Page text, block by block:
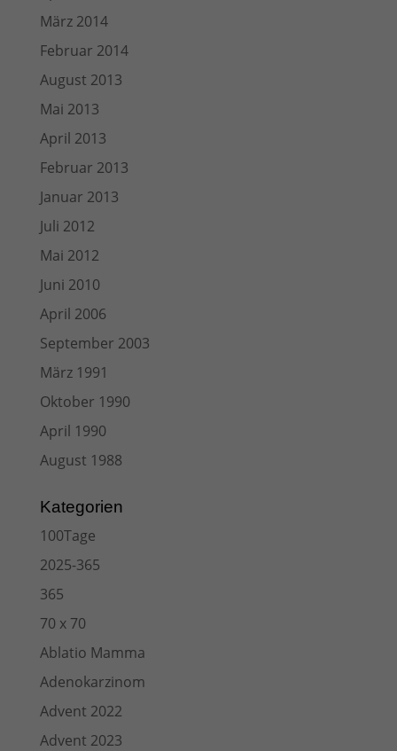
März 2014
Februar 2014
August 2013
Mai 2013
April 2013
Februar 2013
Januar 2013
Juli 2012
Mai 2012
Juni 2010
April 2006
September 2003
März 1991
Oktober 1990
April 1990
August 1988
Kategorien
100Tage
2025-365
365
70 x 70
Ablatio Mamma
Adenokarzinom
Advent 2022
Advent 2023